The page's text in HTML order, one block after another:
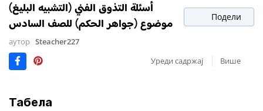
أسئلة التذوق الفني (التشبيه البليغ)
موضوع (جواهر الحكم) للصف السادس
Подели
аутор Steacher227
Уреди садржај
Више
Табела